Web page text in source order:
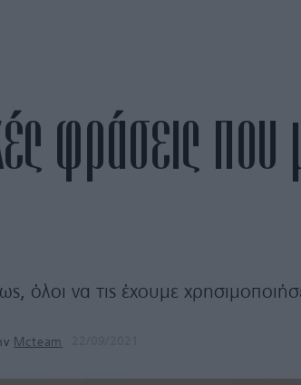
φράσεις
όλοι να τις έχουμε
Mcteam